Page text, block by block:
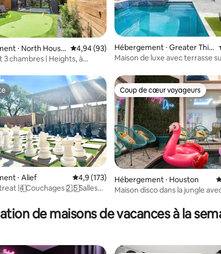
base de 100 commentaires : 4,85 sur 5
⋅ North Houst
Évaluation moyenne sur la base de 93
4,94 (93)
3 chambres | Heights, à
Hébergement ⋅ Greater Thir
d Ward
Maison de luxe avec terrasse
sur la base de 10 commentaires : 5 sur 5
⋅ Alief Évaluation moyenne sur la base de 173
4,9 (173)
|4️ ⃣Couchages 2️ ⃣.5️ ⃣Salles
Coup de cœur voyageurs
Coup de cœur voyageurs
Hébergement ⋅ Houston
Maison disco dans la jungle
de maisons de vacances à la